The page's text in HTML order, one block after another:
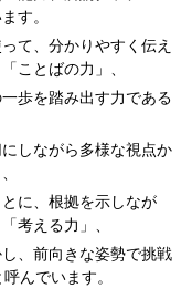
す。
て、分かりやすく伝え
ことばの力」、
歩を踏み出す力である
しながら多様な視点か
に、根拠を示しなが
考える力」、
、前向きな姿勢で挑戦
んでいます。